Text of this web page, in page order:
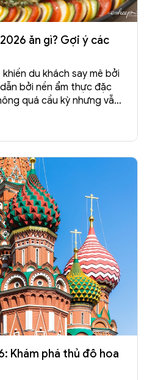
ăn gì? Gợi ý các
du khách say mê bởi
bởi nền ẩm thực đặc
quá cầu kỳ nhưng vẫn
ăn mùa hè của Pháp
liệu tươi ngon,
và cách trình bày đẹp
Khám phá thủ đô hoa